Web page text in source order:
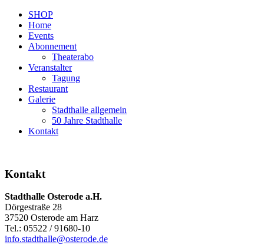
SHOP
Home
Events
Abonnement
Theaterabo
Veranstalter
Tagung
Restaurant
Galerie
Stadthalle allgemein
50 Jahre Stadthalle
Kontakt
Kontakt
Stadthalle Osterode a.H.
Dörgestraße 28
37520 Osterode am Harz
Tel.: 05522 / 91680-10
info.stadthalle@osterode.de